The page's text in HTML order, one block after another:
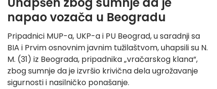
napao vozača u Beogradu
Pripadnici MUP-a, UKP-a i PU Beograd, u saradnji sa
BIA i Prvim osnovnim javnim tužilaštvom, uhapsili su N.
M. (31) iz Beograda, pripadnika „vračarskog klana“,
zbog sumnje da je izvršio krivična dela ugrožavanje
sigurnosti i nasilničko ponašanje.